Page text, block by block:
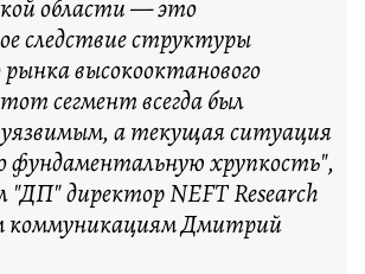
области — это
следствие структуры
рынка высокооктанового
сегмент всегда был
а текущая ситуация
фундаментальную хрупкость",
"ДП" директор NEFT Research
коммуникациям Дмитрий